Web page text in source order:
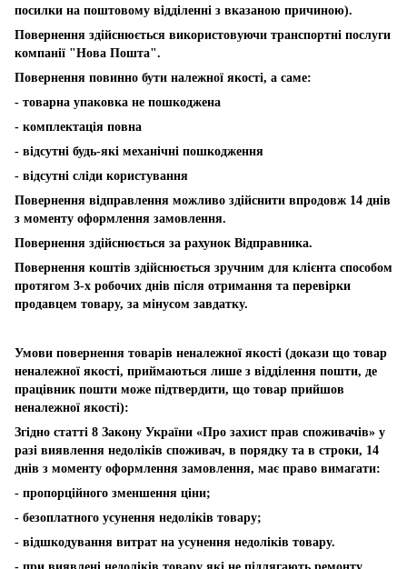
посилки на поштовому відділенні з вказаною причиною).
Повернення здійснюється використовуючи транспортні послуги
компанії "Нова Пошта".
Повернення повинно бути належної якості, а саме:
- товарна упаковка не пошкоджена
- комплектація повна
- відсутні будь-які механічні пошкодження
- відсутні сліди користування
Повернення відправлення можливо здійснити впродовж 14 днів
з моменту оформлення замовлення.
Повернення здійснюється за рахунок Відправника.
Повернення коштів здійснюється зручним для клієнта способом
протягом 3-х робочих днів після отримання та перевірки
продавцем товару, за мінусом завдатку.
Умови повернення товарів неналежної якості (докази що товар
неналежної якості, приймаються лише з відділення пошти, де
працівник пошти може підтвердити, що товар прийшов
неналежної якості):
Згідно статті 8 Закону України «Про захист прав споживачів» у
разі виявлення недоліків споживач, в порядку та в строки, 14
днів з моменту оформлення замовлення, має право вимагати:
- пропорційного зменшення ціни;
- безоплатного усунення недоліків товару;
- відшкодування витрат на усунення недоліків товару.